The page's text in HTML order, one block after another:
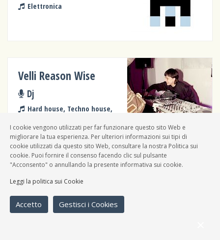
Elettronica
Velli Reason Wise
Dj
Hard house, Techno house,
Colin_salle
Dj
Varie, Acid jazz, Elettronica,
I cookie vengono utilizzati per far funzionare questo sito Web e
migliorare la tua esperienza. Per ulteriori informazioni sui tipi di
cookie utilizzati da questo sito Web, consultare la nostra Politica sui
cookie. Puoi fornire il consenso facendo clic sul pulsante
"Acconsento" o annullando la presente informativa sui cookie.
Leggi la politica sui Cookie
Accetto Gestisci i Cookies